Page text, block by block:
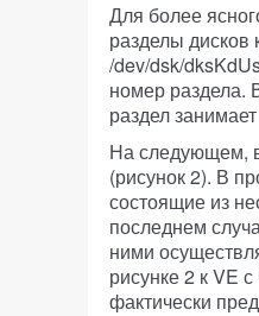
Для более
разделы дисков
/dev/dsk/
номер раздела.
раздел
На следующем,
(рисунок 2). В
состоящие из
последнем
ними
рисунке 2 к VE
фактически